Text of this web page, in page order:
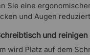
Sie eine
und Augen
und reinigen
wird Platz auf dem